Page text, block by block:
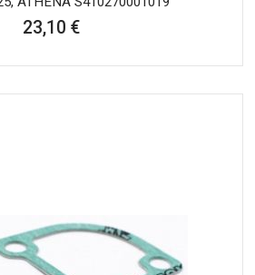
23,10 €